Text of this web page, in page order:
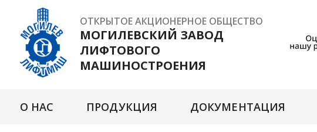
ОТКРЫТОЕ АКЦИОНЕРНОЕ ОБЩЕСТВО
МОГИЛЕВСКИЙ ЗАВОД
ЛИФТОВОГО
МАШИНОСТРОЕНИЯ
О НАС ПРОДУКЦИЯ ДОКУМЕНТАЦИЯ